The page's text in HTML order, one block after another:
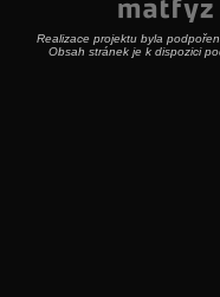
Realizace projektu byla
Obsah stránek je k dispozici